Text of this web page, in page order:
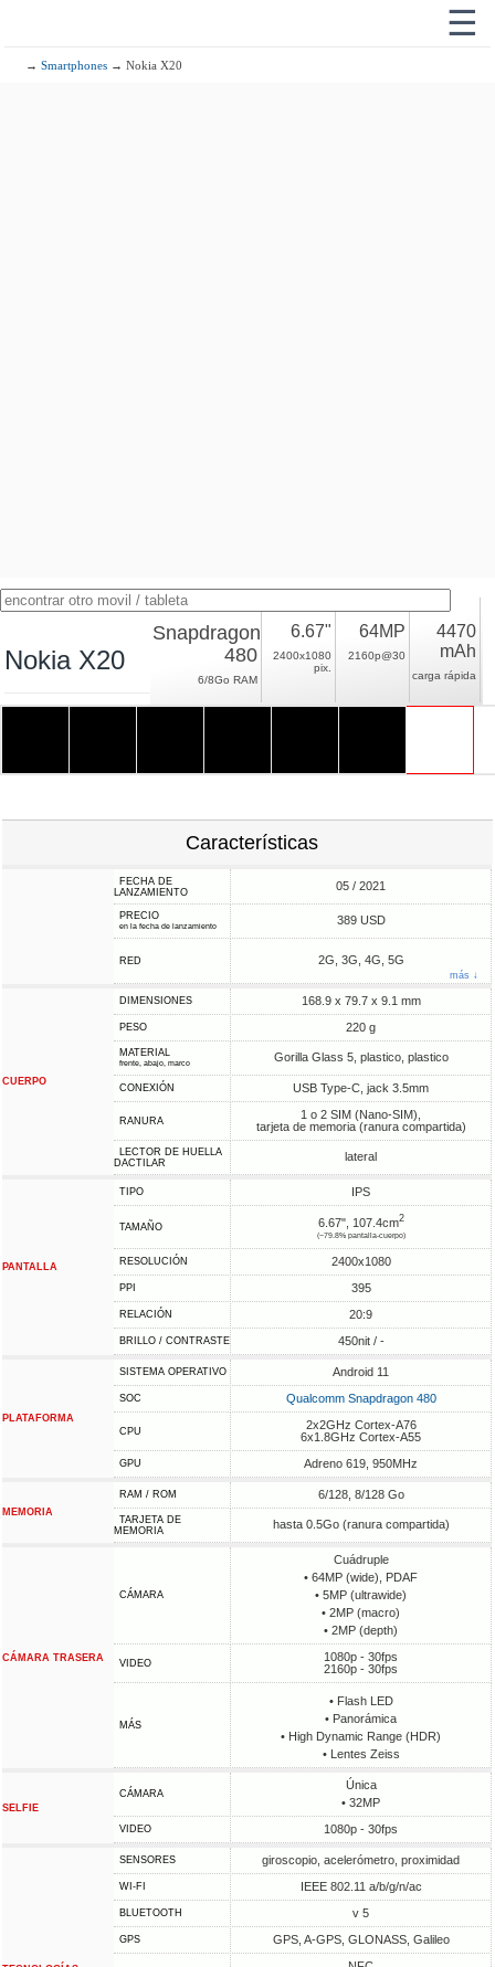
☰
→Smartphones → Nokia X20
Nokia X20
Snapdragon
480
6/8Go RAM
6.67"
2400x1080
pix.
64MP
2160p@30
4470
mAh
carga rápida
Características
FECHA DE
LANZAMIENTO
05 / 2021
PRECIO
en la fecha de lanzamiento 389 USD
RED 2G, 3G, 4G, 5G
más ↓
CUERPO
DIMENSIONES 168.9 x 79.7 x 9.1 mm
PESO 220 g
MATERIAL
frente, abajo, marco Gorilla Glass 5, plastico, plastico
CONEXIÓN USB Type-C, jack 3.5mm
RANURA
1 o 2 SIM (Nano-SIM),
tarjeta de memoria (ranura compartida)
LECTOR DE HUELLA
DACTILAR
lateral
PANTALLA
TIPO IPS
TAMAÑO 6.67", 107.4cm2
(~79.8% pantalla-cuerpo)
RESOLUCIÓN 2400x1080
PPI 395
RELACIÓN 20:9
BRILLO / CONTRASTE 450nit / -
PLATAFORMA
SISTEMA OPERATIVO Android 11
SOC Qualcomm Snapdragon 480
CPU
2x2GHz Cortex-A76
6x1.8GHz Cortex-A55
GPU Adreno 619, 950MHz
MEMORIA
RAM / ROM 6/128, 8/128 Go
TARJETA DE
MEMORIA
hasta 0.5Go (ranura compartida)
CÁMARA TRASERA
CÁMARA
Cuádruple
• 64MP (wide), PDAF
• 5MP (ultrawide)
• 2MP (macro)
• 2MP (depth)
VIDEO
1080p - 30fps
2160p - 30fps
MÁS
• Flash LED
• Panorámica
• High Dynamic Range (HDR)
• Lentes Zeiss
SELFIE
CÁMARA
Única
• 32MP
VIDEO 1080p - 30fps
SENSORES giroscopio, acelerómetro, proximidad
WI-FI IEEE 802.11 a/b/g/n/ac
BLUETOOTH v 5
GPS GPS, A-GPS, GLONASS, Galileo